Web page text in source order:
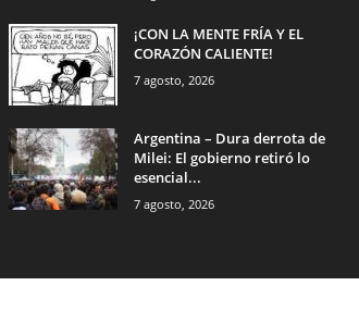
¡CON LA MENTE FRÍA Y EL
CORAZÓN CALIENTE!
7 agosto, 2026
Argentina – Dura derrota de
Milei: El gobierno retiró lo
esencial...
7 agosto, 2026